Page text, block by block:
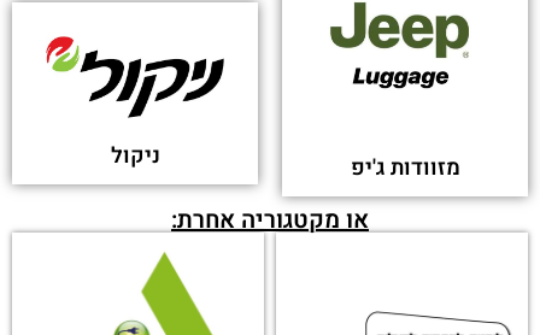
מזוודות ג'יפ ניקול
או מקטגוריה אחרת: